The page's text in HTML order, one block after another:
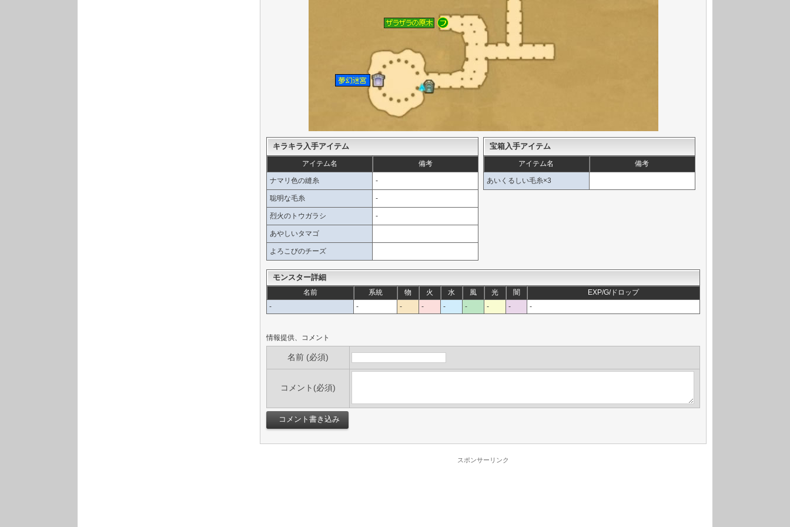
キラキラ入手アイテム
アイテム名 備考
ナマリ色の縫糸 -
聡明な毛糸 -
烈火のトウガラシ -
あやしいタマゴ
よろこびのチーズ
宝箱入手アイテム
アイテム名 備考
あいくるしい毛糸×3
モンスター詳細
名前 系統 物 火 水 風 光 闇
EXP/G/ドロップ
-
- - - - - - - -
情報提供、コメント
名前 (必須)
コメント(必須)
スポンサーリンク